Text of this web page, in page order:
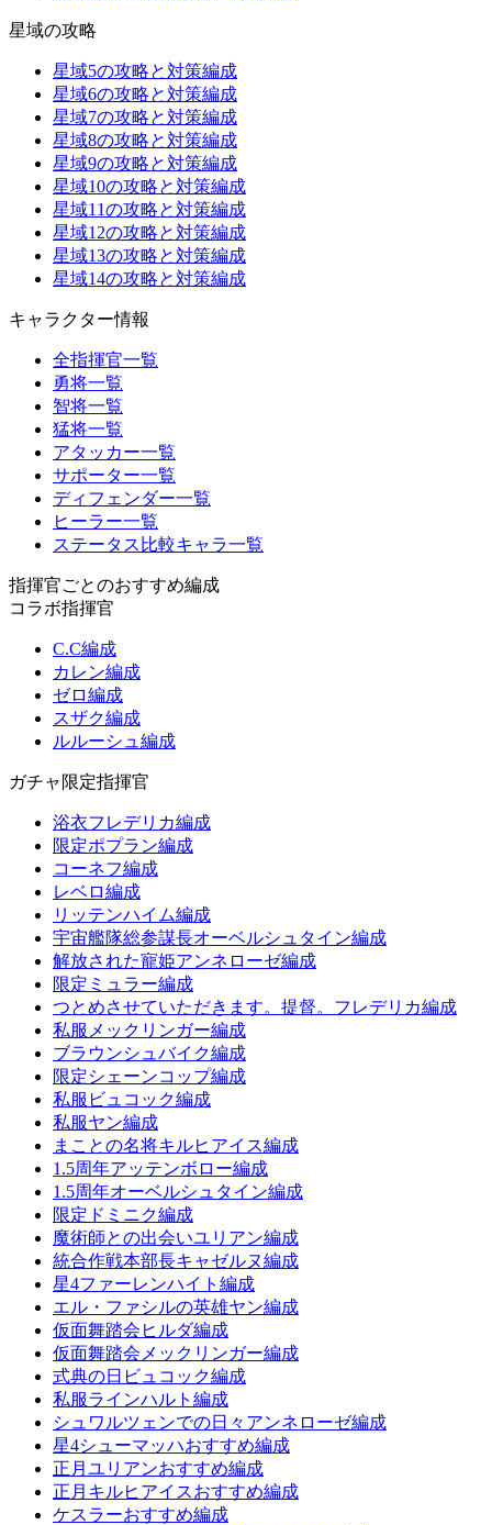
星域の攻略
星域5の攻略と対策編成
星域6の攻略と対策編成
星域7の攻略と対策編成
星域8の攻略と対策編成
星域9の攻略と対策編成
星域10の攻略と対策編成
星域11の攻略と対策編成
星域12の攻略と対策編成
星域13の攻略と対策編成
星域14の攻略と対策編成
キャラクター情報
全指揮官一覧
勇将一覧
智将一覧
猛将一覧
アタッカー一覧
サポーター一覧
ディフェンダー一覧
ヒーラー一覧
ステータス比較キャラ一覧
指揮官ごとのおすすめ編成
コラボ指揮官
C.C編成
カレン編成
ゼロ編成
スザク編成
ルルーシュ編成
ガチャ限定指揮官
浴衣フレデリカ編成
限定ポプラン編成
コーネフ編成
レベロ編成
リッテンハイム編成
宇宙艦隊総参謀長オーベルシュタイン編成
解放された寵姫アンネローゼ編成
限定ミュラー編成
つとめさせていただきます。提督。フレデリカ編成
私服メックリンガー編成
ブラウンシュバイク編成
限定シェーンコップ編成
私服ビュコック編成
私服ヤン編成
まことの名将キルヒアイス編成
1.5周年アッテンボロー編成
1.5周年オーベルシュタイン編成
限定ドミニク編成
魔術師との出会いユリアン編成
統合作戦本部長キャゼルヌ編成
星4ファーレンハイト編成
エル・ファシルの英雄ヤン編成
仮面舞踏会ヒルダ編成
仮面舞踏会メックリンガー編成
式典の日ビュコック編成
私服ラインハルト編成
シュワルツェンでの日々アンネローゼ編成
星4シューマッハおすすめ編成
正月ユリアンおすすめ編成
正月キルヒアイスおすすめ編成
ケスラーおすすめ編成